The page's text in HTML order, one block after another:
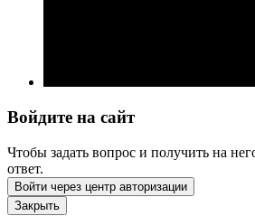
Войдите на сайт
Чтобы задать вопрос и получить на
ответ.
Войти через центр авторизации
Закрыть